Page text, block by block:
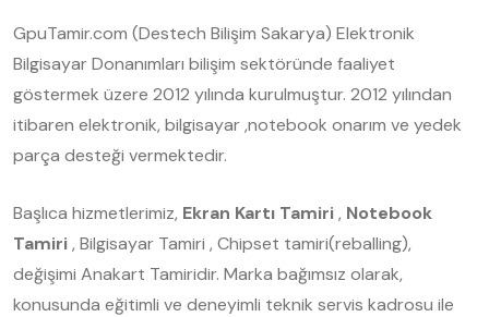
GpuTamir.com (Destech Bilişim Sakarya) Elektronik
Bilgisayar Donanımları bilişim sektöründe faaliyet
göstermek üzere 2012 yılında kurulmuştur. 2012 yılından
itibaren elektronik, bilgisayar ,notebook onarım ve yedek
parça desteği vermektedir.
Başlıca hizmetlerimiz, Ekran Kartı Tamiri, Notebook
Tamiri, Bilgisayar Tamiri , Chipset tamiri(reballing),
değişimi Anakart Tamiridir. Marka bağımsız olarak,
konusunda eğitimli ve deneyimli teknik servis kadrosu ile